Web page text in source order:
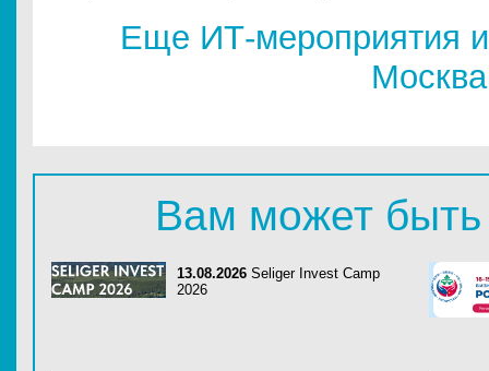
Еще ИТ-мероприятия
Москва
Вам может быть
13.08.2026 Seliger Invest Camp
2026